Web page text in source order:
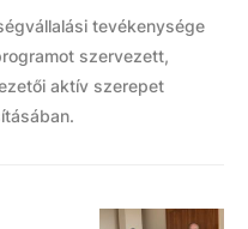
tevékenysége
szervezett,
aktív szerepet